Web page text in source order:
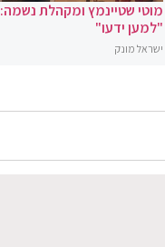
מוטי שטיינמץ ומקהלת נשמה:
"למען ידעו"
ישראל מונק